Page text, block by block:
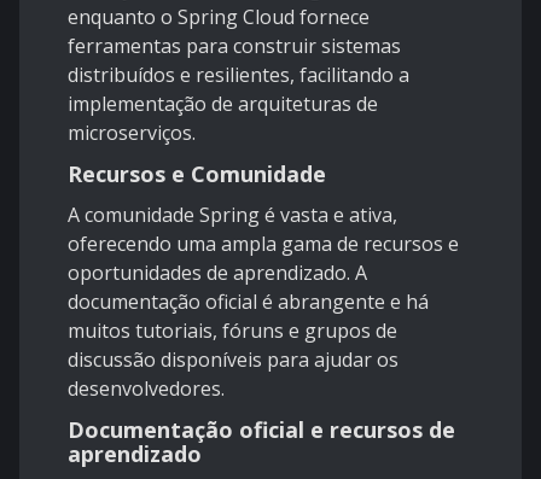
enquanto o Spring Cloud fornece
ferramentas para construir sistemas
distribuídos e resilientes, facilitando a
implementação de arquiteturas de
microserviços.
Recursos e Comunidade
A comunidade Spring é vasta e ativa,
oferecendo uma ampla gama de recursos e
oportunidades de aprendizado. A
documentação oficial é abrangente e há
muitos tutoriais, fóruns e grupos de
discussão disponíveis para ajudar os
desenvolvedores.
Documentação oficial e recursos de
aprendizado